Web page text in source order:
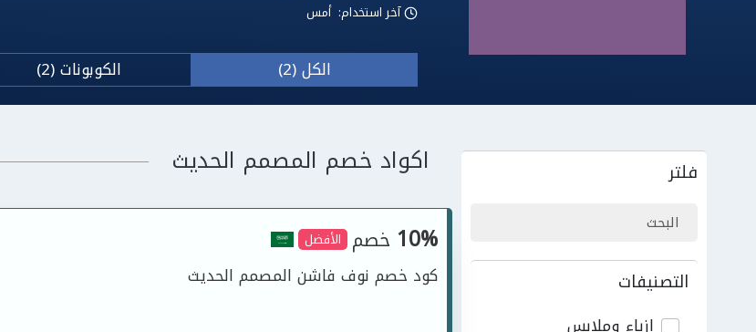
آخر استخدام: أمس
الكل (2) الكوبونات (2)
فلتر
التصنيفات
ازياء وملابس
اكواد خصم المصمم الحديث
10% خصم الأفضل
كود خصم نوف فاشن المصمم الحديث